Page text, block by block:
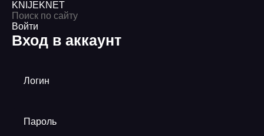
KNIJEKNET
Войти
Вход в аккаунт
Логин
Пароль